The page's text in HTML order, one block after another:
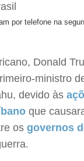
por telefone na
Donald
ministro
devido às
que
os governos